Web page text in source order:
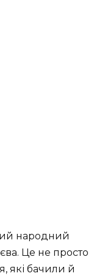
народний
Це не просто
які бачили й